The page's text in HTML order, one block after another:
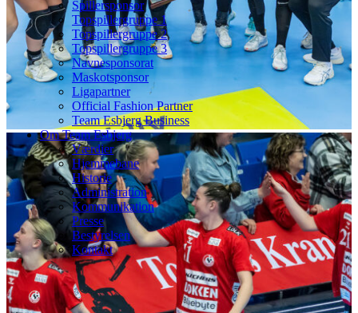
Spillersponsor
Topspillergruppe 1
Topspillergruppe 2
Topspillergruppe 3
Navnesponsorat
Maskotsponsor
Ligapartner
Official Fashion Partner
Team Esbjerg Business
Om Team Esbjerg
Værdier
Hjemmebane
Historie
Administration
Kommunikation
Presse
Bestyrelsen
Kontakt